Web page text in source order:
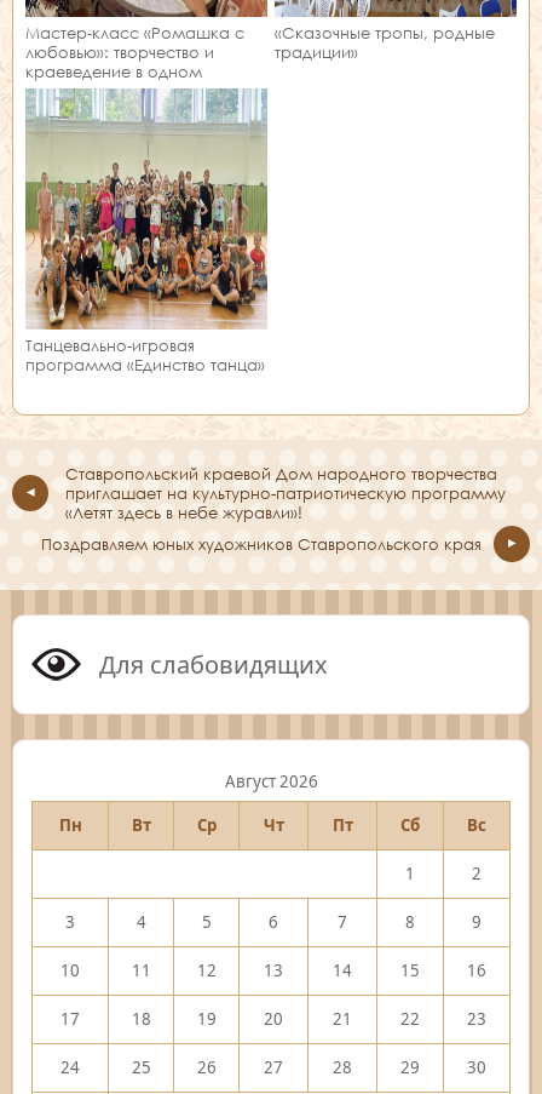
Мастер‑класс «Ромашка с
любовью»: творчество и
краеведение в одном
занятии!
«Сказочные тропы, родные
традиции»
Танцевально-игровая
программа «Единство танца»
Ставропольский краевой Дом народного творчества
приглашает на культурно-патриотическую программу
«Летят здесь в небе журавли»!
Поздравляем юных художников Ставропольского края
Для слабовидящих
Август 2026
Пн
Вт Ср Чт Пт Сб Вс
1 2
3 4 5 6 7 8 9
10 11 12 13 14 15 16
17 18 19 20 21 22 23
24 25 26 27 28 29 30